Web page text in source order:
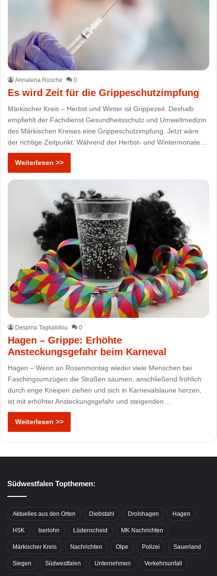
Annalena Rüsche 0
Es wird Zeit für die Grippeschutzimpfung
Märkischer Kreis – Herbst und Winter ist Grippezeit. Deshalb
empfiehlt der Fachdienst Gesundheitsschutz und Umweltmedizin
des Märkischen Kreises eine Grippeschutzimpfung. Jetzt wäre
der richtige Zeitpunkt. Während der Herbst- und Wintermonate…
Weiterlesen >>
Despina Tagkalidou 0
Hagen – Grippe: Erhöhte
Ansteckungsgefahr beim Karneval
Hagen – Wenn an Rosenmontag wieder viele Menschen bei
Faschingsumzügen die Straßen säumen, anschließend fröhlich
durch enge Kneipen ziehen und sich in Karnevalslaune herzen,
ist mit erhöhter Ansteckungsgefahr und steigenden…
Weiterlesen >>
Südwestfalen Topthemen:
Aktuelles aus den Orten Diebstahl Drolshagen Hagen
HSK Iserlohn Lüdenscheid MK Nachrichten
Märkischer Kreis Nachrichten Olpe Polizei Sauerland
Siegen Südwestfalen Unternehmen Verkehrsunfall